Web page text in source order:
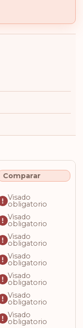
Comparar
Visado
obligatorio
Visado
obligatorio
Visado
obligatorio
Visado
obligatorio
Visado
obligatorio
Visado
obligatorio
Visado
obligatorio